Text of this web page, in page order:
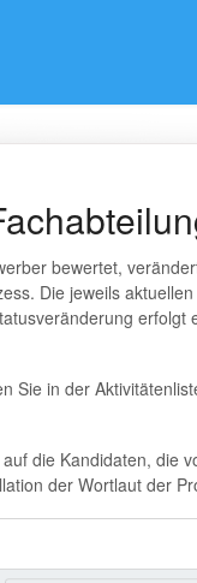
bewertet,
Die jeweils
Sie in der
die Kandidaten, die
der Wortlaut der